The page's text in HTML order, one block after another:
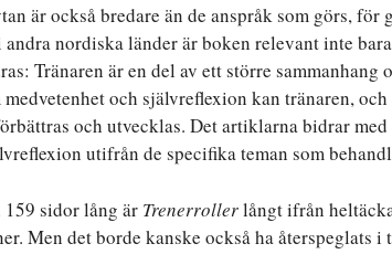
är också bredare än de anspråk som görs,
nordiska länder är boken relevant inte
Tränaren är en del av ett större
och självreflexion kan tränaren,
och utvecklas. Det artiklarna bidrar med
utifrån de specifika teman som
sidor lång är Trenerrollerlångt ifrån
Men det borde kanske också ha återspeglats